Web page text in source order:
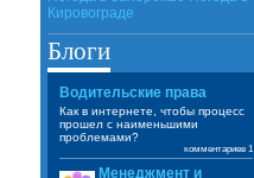
Кировограде
Блоги
Водительские права
Как в интернете, чтобы процесс
прошел с наименьшими
проблемами?
комментариев 1
Менеджмент и